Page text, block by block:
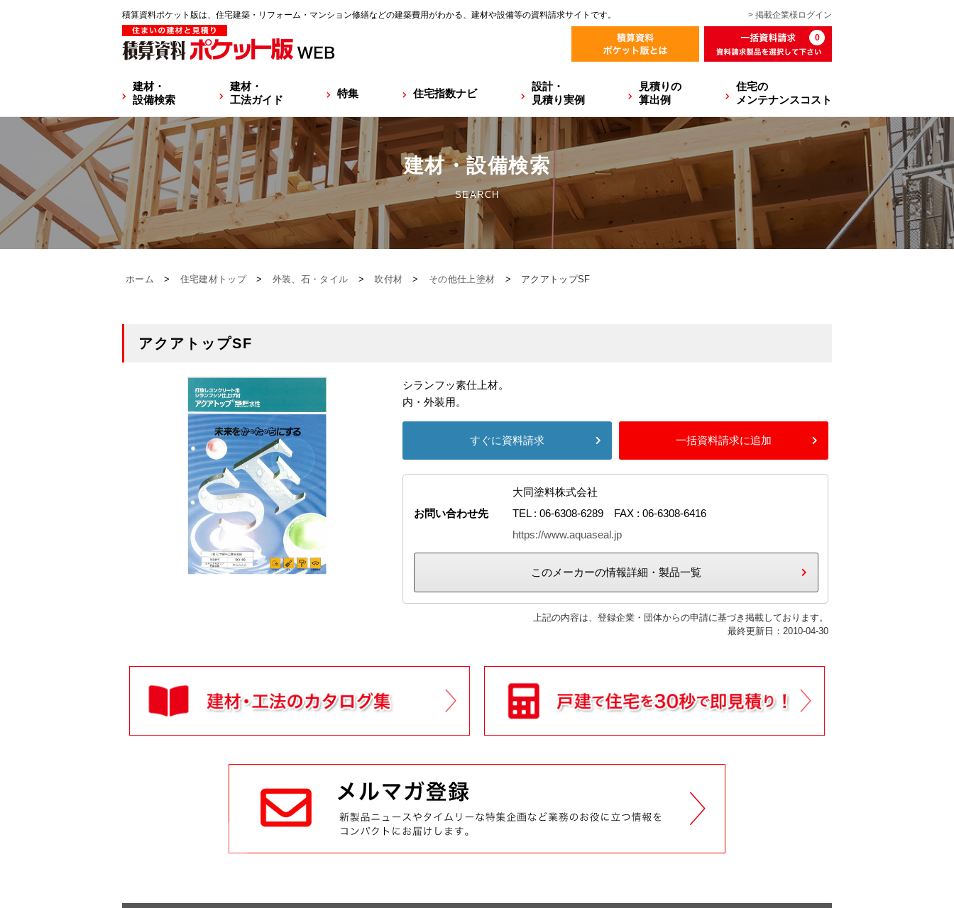
積算資料ポケット版は、住宅建築・リフォーム・マンション修繕などの建築費用がわかる、建材や設備等の資料請求サイトです。 > 掲載企業様 ログイン
0
建材・
設備検索
建材・
工法ガイド
特集 住宅指数ナビ
設計・
見積り実例
見積りの
算出例
住宅の
メンテナンスコスト
建材・設備検索
SEARCH
ホーム > 住宅建材トップ > 外装、石・タイル > 吹付材 > その他仕上塗材 > アクアトップSF
アクアトップSF
シランフッ素仕上材。
内・外装用。
すぐに資料請求 一括資料請求に追加
お問い合わせ先
大同塗料株式会社
TEL : 06-6308-6289 FAX : 06-6308-6416
https://www.aquaseal.jp
このメーカーの情報詳細・製品一覧
上記の内容は、登録企業・団体からの申請に基づき掲載しております。
最終更新日：2010-04-30